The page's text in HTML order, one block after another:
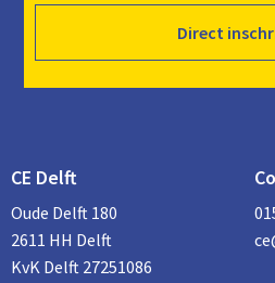
Direct
CE Delft
Oude Delft 180
2611 HH Delft
KvK Delft 27251086